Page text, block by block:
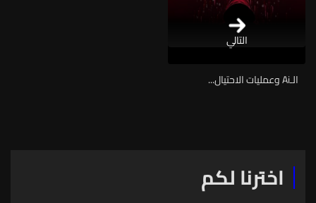
التالي
الـAi وعمليات الاحتيال...
اخترنا لكم